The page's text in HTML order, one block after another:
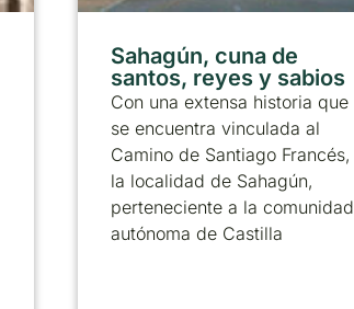
Sahagún, cuna de
santos, reyes y sabios
Con una extensa historia que
se encuentra vinculada al
Camino de Santiago Francés,
la localidad de Sahagún,
perteneciente a la comunidad
autónoma de Castilla